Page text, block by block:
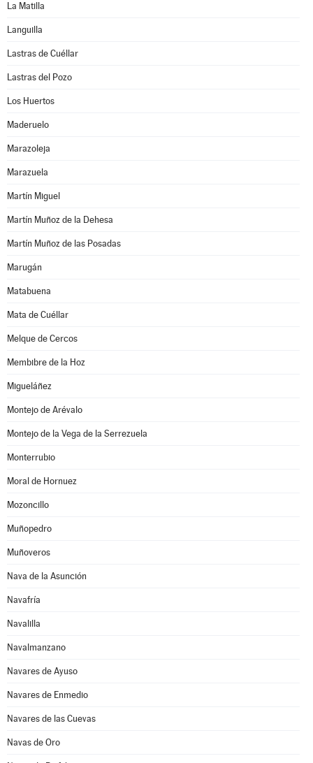
La Matilla
Languilla
Lastras de Cuéllar
Lastras del Pozo
Los Huertos
Maderuelo
Marazoleja
Marazuela
Martín Miguel
Martín Muñoz de la Dehesa
Martín Muñoz de las Posadas
Marugán
Matabuena
Mata de Cuéllar
Melque de Cercos
Membibre de la Hoz
Migueláñez
Montejo de Arévalo
Montejo de la Vega de la Serrezuela
Monterrubio
Moral de Hornuez
Mozoncillo
Muñopedro
Muñoveros
Nava de la Asunción
Navafría
Navalilla
Navalmanzano
Navares de Ayuso
Navares de Enmedio
Navares de las Cuevas
Navas de Oro